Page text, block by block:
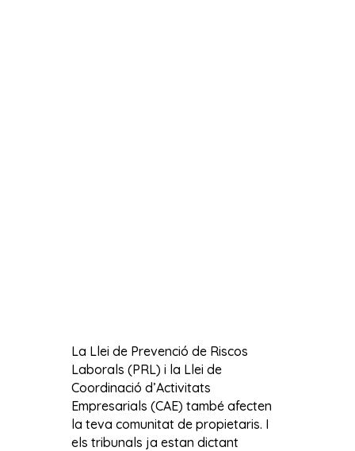
La Llei de Prevenció de Riscos
Laborals (PRL) i la Llei de
Coordinació d’Activitats
Empresarials (CAE) també afecten
la teva comunitat de propietaris. I
els tribunals ja estan dictant